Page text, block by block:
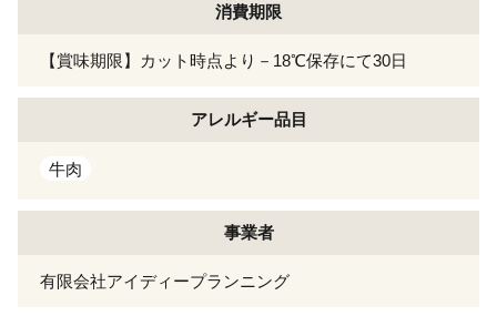
消費期限
【賞味期限】カット時点より－18℃保存にて30日
アレルギー品目
牛肉
事業者
有限会社アイディープランニング